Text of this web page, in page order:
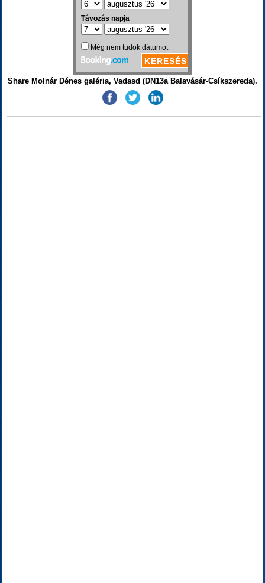
Share Molnár Dénes galéria, Vadasd (DN13a Balavásár-Csíkszereda).